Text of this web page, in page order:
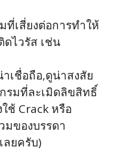
ที่เสี่ยงต่อการทำให้
ไวรัส เช่น
เชื่อถือ,ดูน่าสงสัย
รมที่ละเมิดลิขสิทธิ์
ช้ Crack หรือ
มของบรรดา
ลยครับ)